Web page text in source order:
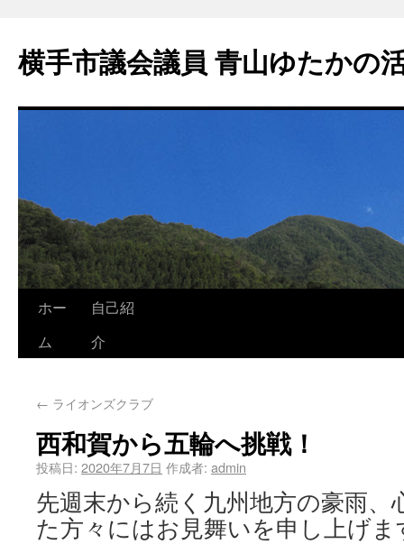
横手市議会議員 青山ゆたかの
ホー
ム
自己紹
介
← ライオンズクラブ
西和賀から五輪へ挑戦！
投稿日: 2020年7月7日 作成者: admin
先週末から続く九州地方の豪雨、
た方々にはお見舞いを申し上げま